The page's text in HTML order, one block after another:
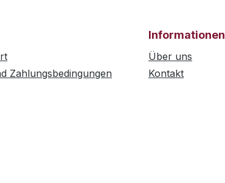
Zahlungsbedingungen
Informationen
Über uns
Kontakt